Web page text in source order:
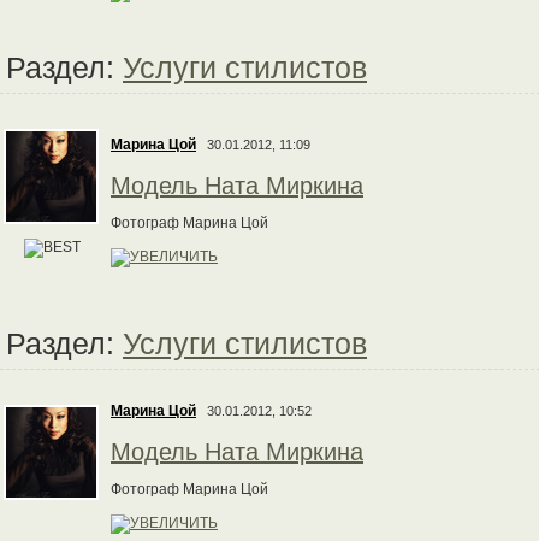
Раздел: Услуги стилистов
Марина Цой 30.01.2012, 11:09
Модель Ната Миркина
Фотограф Марина Цой
Раздел: Услуги стилистов
Марина Цой 30.01.2012, 10:52
Модель Ната Миркина
Фотограф Марина Цой